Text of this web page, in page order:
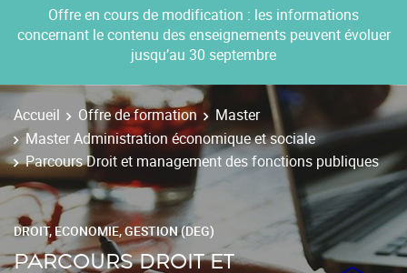
Offre en cours de modification : les informations
concernant le contenu des enseignements peuvent évoluer
jusqu’au 30 septembre
Accueil Offre de formation
Master
Master Administration économique et sociale
Parcours Droit et management des fonctions publiques
DROIT, ECONOMIE, GESTION (DEG)
PARCOURS DROIT ET